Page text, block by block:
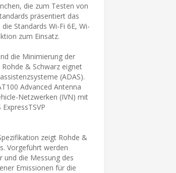
die zum Testen von
präsentiert das
Standards Wi-Fi 6E, Wi-
zum Einsatz.
die Minimierung der
& Schwarz eignet
(ADAS).
Advanced Antenna
Netzwerken (IVN) mit
zeigt Rohde &
Vorgeführt werden
und die Messung des
Emissionen für die